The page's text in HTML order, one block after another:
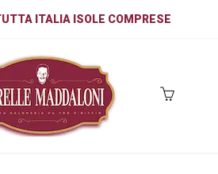
ITALIA ISOLE COMPRESE